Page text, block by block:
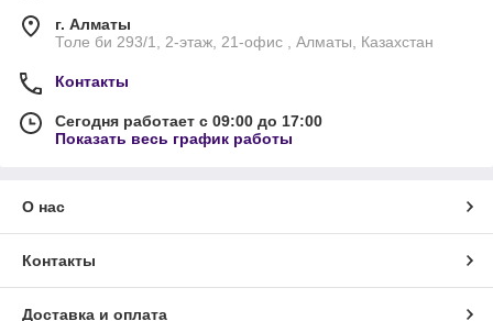
г. Алматы
Толе би 293/1, 2-этаж, 21-офис , Алматы, Казахстан
Контакты
Сегодня работает с 09:00 до 17:00
Показать весь график работы
О нас
Контакты
Доставка и оплата